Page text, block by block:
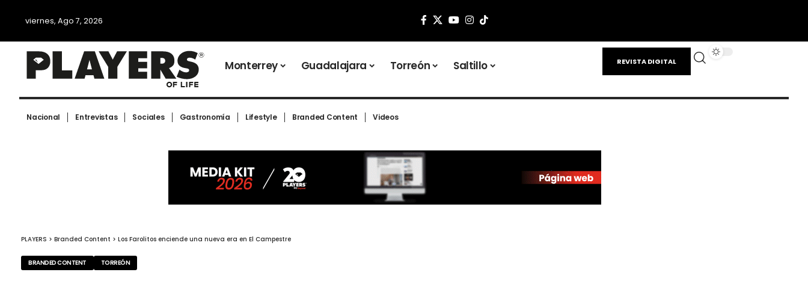
viernes, Ago 7, 2026
Monterrey Guadalajara Torreón Saltillo REVISTA DIGITAL
Nacional Entrevistas Sociales Gastronomía Lifestyle Branded Content Videos
PLAYERS > Branded Content > Los Farolitos enciende una nueva era en El Campestre
BRANDED CONTENT TORREÓN